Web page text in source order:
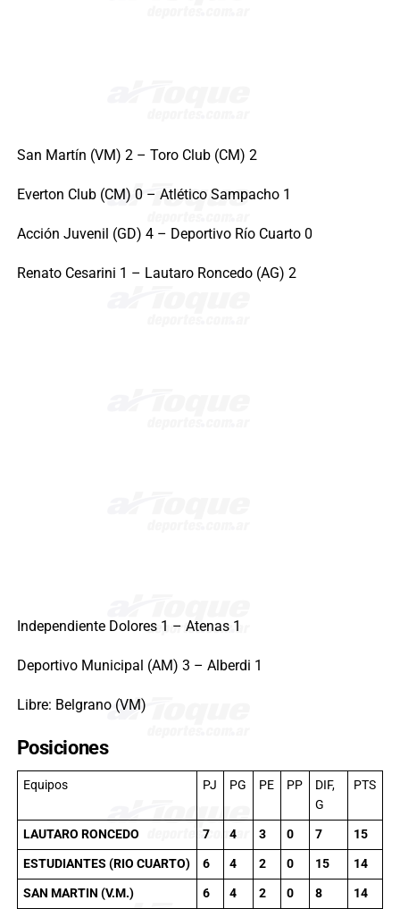
San Martín (VM) 2 – Toro Club (CM) 2
Everton Club (CM) 0 – Atlético Sampacho 1
Acción Juvenil (GD) 4 – Deportivo Río Cuarto 0
Renato Cesarini 1 – Lautaro Roncedo (AG) 2
Independiente Dolores 1 – Atenas 1
Deportivo Municipal (AM) 3 – Alberdi 1
Libre: Belgrano (VM)
Posiciones
Equipos PJ PG PE PP
DIF,
G
PTS
LAUTARO RONCEDO 7 4 3 0 7
15
ESTUDIANTES (RIO CUARTO)
6 4 2 0 15
14
SAN MARTIN (V.M.)
6 4 2 0 8
14